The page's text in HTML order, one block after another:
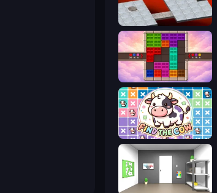
Bloxorz
Color Cube Puzzle
Find The Cow